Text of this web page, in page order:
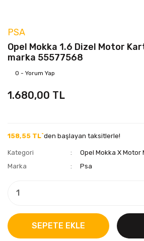
PSA
Opel Mokka 1.6 Dizel Motor
marka 55577568
0 - Yorum Yap
1.680,00 TL
158,55 TL`den başlayan taksitlerle!
Kategori
Opel Mokka X Motor
Marka
Psa
SEPETE EKLE